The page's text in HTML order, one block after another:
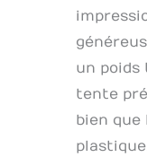
un poids
tente
bien